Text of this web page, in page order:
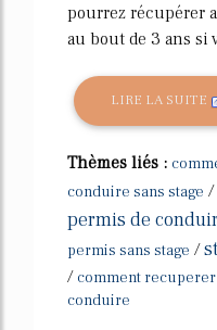
pourrez récupérer
au bout de 3 ans si
LIRE LA SUITE
Thèmes liés :
conduire sans stage /
permis de
permis sans stage /
/ comment
conduire